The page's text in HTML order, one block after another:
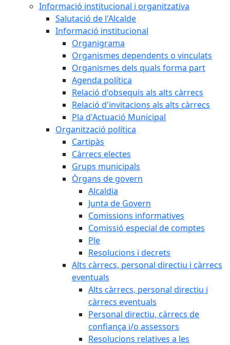
Informació institucional i organitzativa
Salutació de l'Alcalde
Informació institucional
Organigrama
Organismes dependents o vinculats
Organismes dels quals forma part
Agenda política
Relació d'obsequis als alts càrrecs
Relació d'invitacions als alts càrrecs
Pla d'Actuació Municipal
Organització política
Cartipàs
Càrrecs electes
Grups municipals
Òrgans de govern
Alcaldia
Junta de Govern
Comissions informatives
Comissió especial de comptes
Ple
Resolucions i decrets
Alts càrrecs, personal directiu i càrrecs
eventuals
Alts càrrecs, personal directiu i
càrrecs eventuals
Personal directiu, càrrecs de
confiança i/o assessors
Resolucions relatives a les